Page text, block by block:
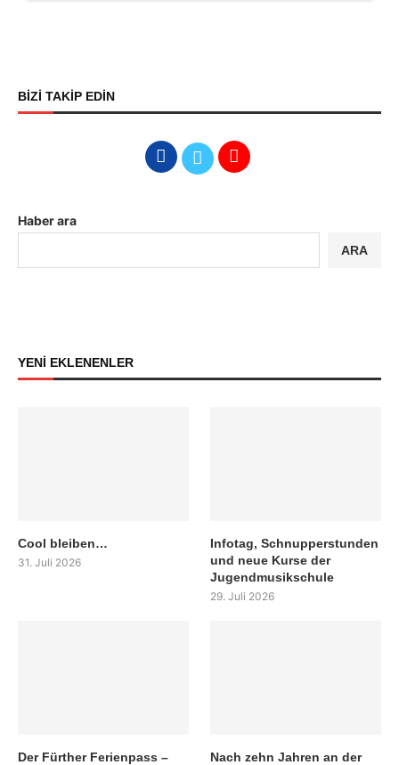
BİZİ TAKİP EDİN
Haber ara
ARA
YENİ EKLENENLER
Cool bleiben…
31. Juli 2026
Infotag, Schnupperstunden
und neue Kurse der
Jugendmusikschule
29. Juli 2026
Der Fürther Ferienpass –
Nach zehn Jahren an der